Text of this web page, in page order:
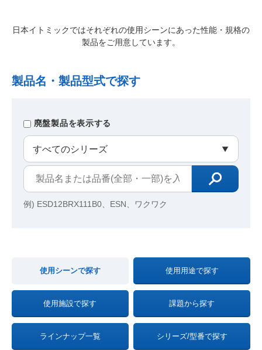
日本イトミックではそれぞれの使用シーンにあった性能・規格の
製品をご用意しています。
製品名・製品型式で探す
廃盤製品を表示する
例) ESD12BRX111B0、ESN、ワクワク
使用シーンで探す 使用用途で探す
使用施設で探す 課題から探す
ラインナップ一覧 シリーズ/型番で探す